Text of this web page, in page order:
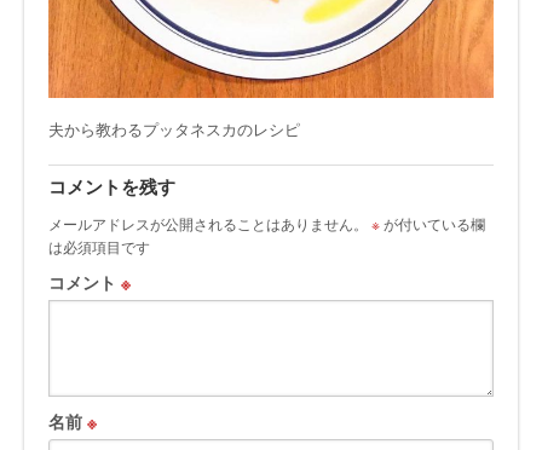
夫から教わるプッタネスカのレシピ
コメントを残す
メールアドレスが公開されることはありません。 ※が付いている欄
は必須項目です
コメント ※
名前 ※